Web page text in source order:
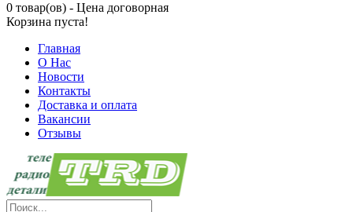
0 товар(ов) - Цена договорная
Корзина пуста!
Главная
О Нас
Новости
Контакты
Доставка и оплата
Вакансии
Отзывы